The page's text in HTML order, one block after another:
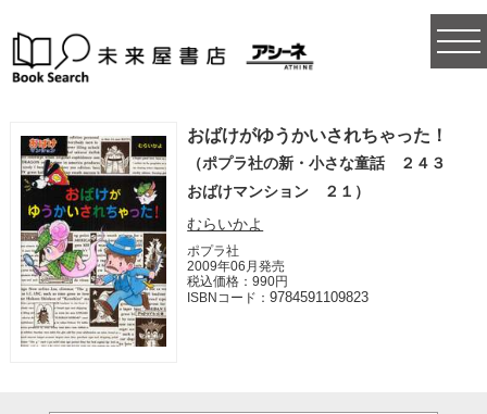
おばけがゆうかいされちゃった！
（ポプラ社の新・小さな童話 ２４３
おばけマンション ２１）
むらいかよ
ポプラ社
2009年06月発売
税込価格：990円
ISBNコード：9784591109823